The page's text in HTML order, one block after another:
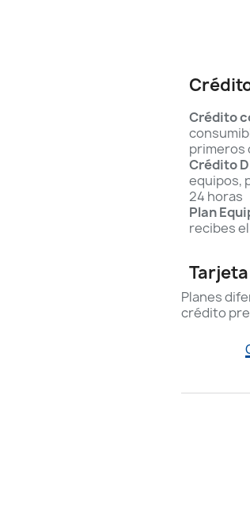
Crédito
primeros
Crédito
equipos,
24 horas
Plan
recibes
Planes
crédito